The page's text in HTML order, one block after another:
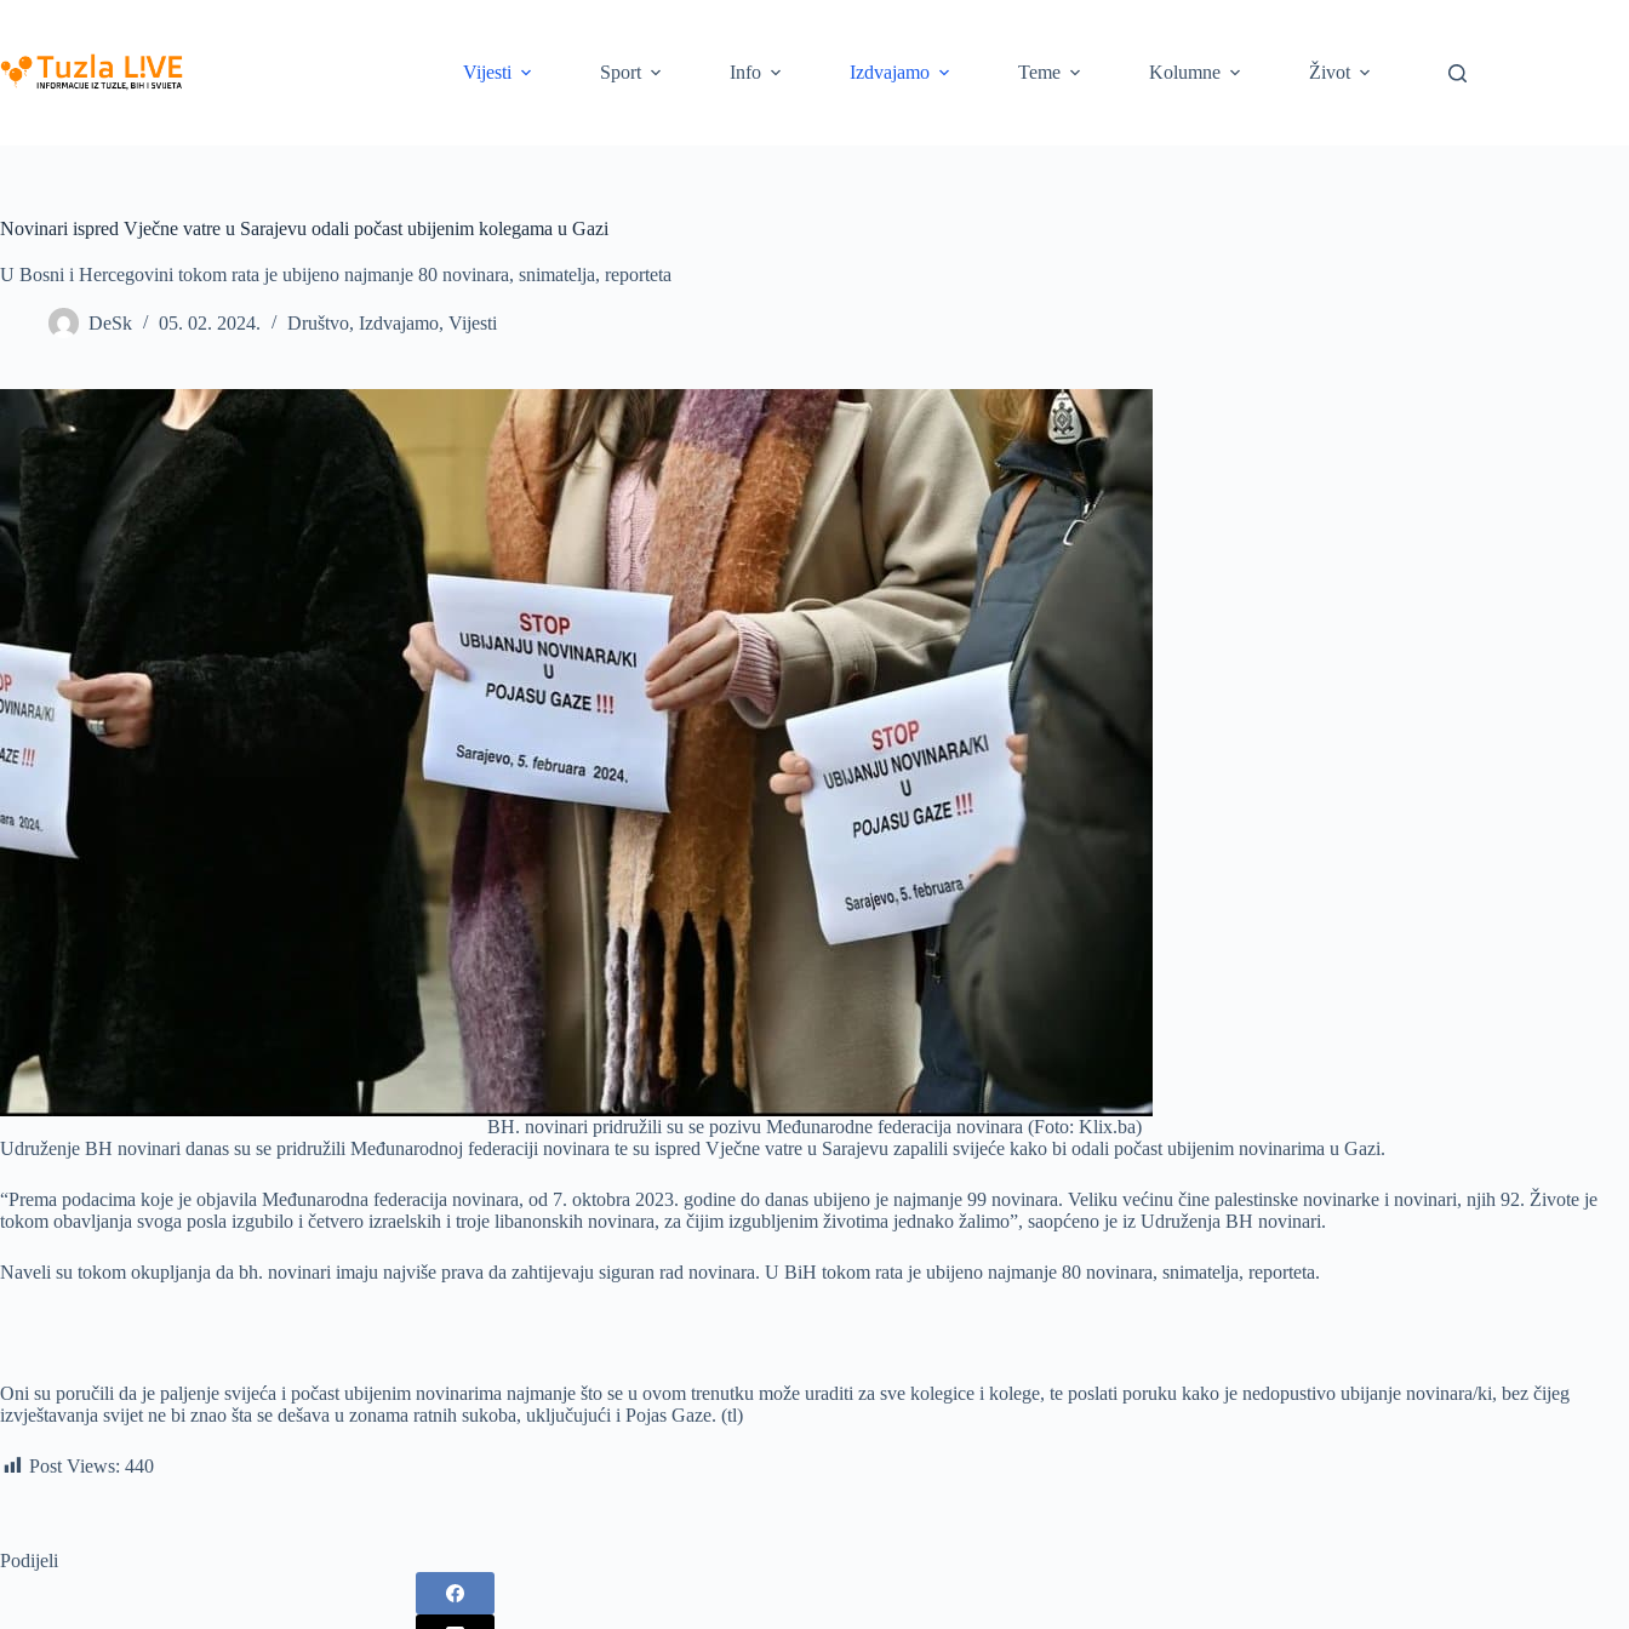
content
Vijesti
Sport Info Izdvajamo Teme Kolumne Život
Novinari ispred Vječne vatre u Sarajevu odali počast ubijenim kolegama u Gazi
U Bosni i Hercegovini tokom rata je ubijeno najmanje 80 novinara, snimatelja, reporteta
DeSk 05. 02. 2024. Društvo, Izdvajamo, Vijesti
BH. novinari pridružili su se pozivu Međunarodne federacija novinara (Foto: Klix.ba)
Udruženje BH novinari danas su se pridružili Međunarodnoj federaciji novinara te su ispred Vječne vatre u Sarajevu zapalili svijeće kako bi odali počast ubijenim novinarima u Gazi.
“Prema podacima koje je objavila Međunarodna federacija novinara, od 7. oktobra 2023. godine do danas ubijeno je najmanje 99 novinara. Veliku većinu čine palestinske novinarke i novinari, njih 92. Živote je
tokom obavljanja svoga posla izgubilo i četvero izraelskih i troje libanonskih novinara, za čijim izgubljenim životima jednako žalimo”, saopćeno je iz Udruženja BH novinari.
Naveli su tokom okupljanja da bh. novinari imaju najviše prava da zahtijevaju siguran rad novinara. U BiH tokom rata je ubijeno najmanje 80 novinara, snimatelja, reporteta.
Oni su poručili da je paljenje svijeća i počast ubijenim novinarima najmanje što se u ovom trenutku može uraditi za sve kolegice i kolege, te poslati poruku kako je nedopustivo ubijanje novinara/ki, bez čijeg
izvještavanja svijet ne bi znao šta se dešava u zonama ratnih sukoba, uključujući i Pojas Gaze. (tl)
Post Views: 440
Podijeli